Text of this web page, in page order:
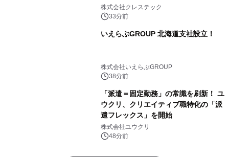
株式会社クレステック
33分前
いえらぶGROUP 北海道支社設立！
株式会社いえらぶGROUP
38分前
「派遣＝固定勤務」の常識を刷新！ ユ
ウクリ、クリエイティブ職特化の「派
遣フレックス」を開始
株式会社ユウクリ
48分前